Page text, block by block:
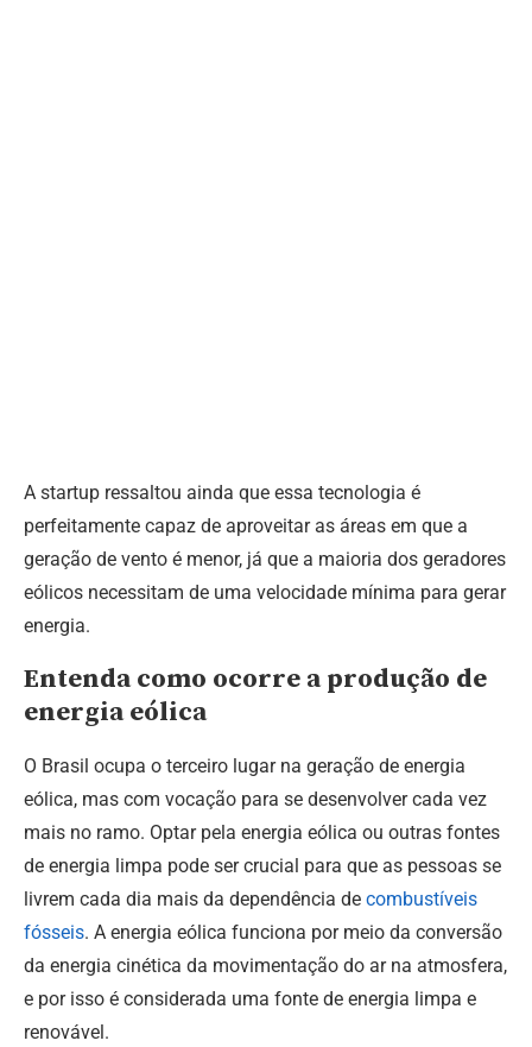
A startup ressaltou ainda que essa tecnologia é
perfeitamente capaz de aproveitar as áreas em que a
geração de vento é menor, já que a maioria dos geradores
eólicos necessitam de uma velocidade mínima para gerar
energia.
Entenda como ocorre a produção de
energia eólica
O Brasil ocupa o terceiro lugar na geração de energia
eólica, mas com vocação para se desenvolver cada vez
mais no ramo. Optar pela energia eólica ou outras fontes
de energia limpa pode ser crucial para que as pessoas se
livrem cada dia mais da dependência de combustíveis
fósseis. A energia eólica funciona por meio da conversão
da energia cinética da movimentação do ar na atmosfera,
e por isso é considerada uma fonte de energia limpa e
renovável.